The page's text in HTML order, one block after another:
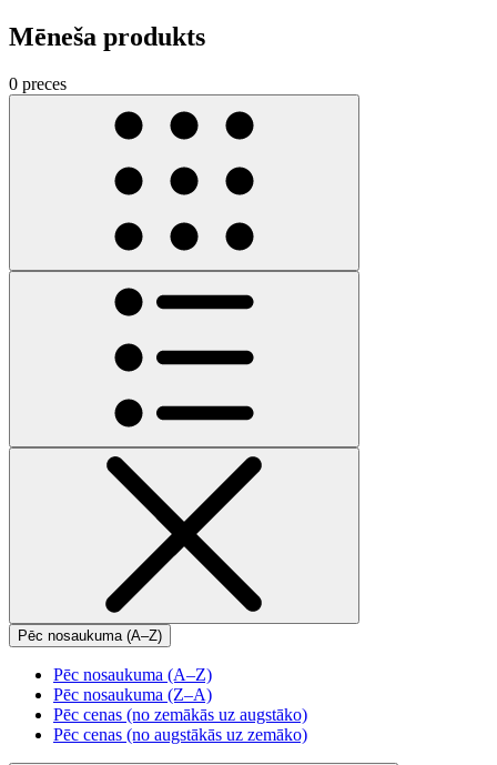
Mēneša produkts
0 preces
Pēc nosaukuma (A–Z)
Pēc nosaukuma (A–Z)
Pēc nosaukuma (Z–A)
Pēc cenas (no zemākās uz augstāko)
Pēc cenas (no augstākās uz zemāko)